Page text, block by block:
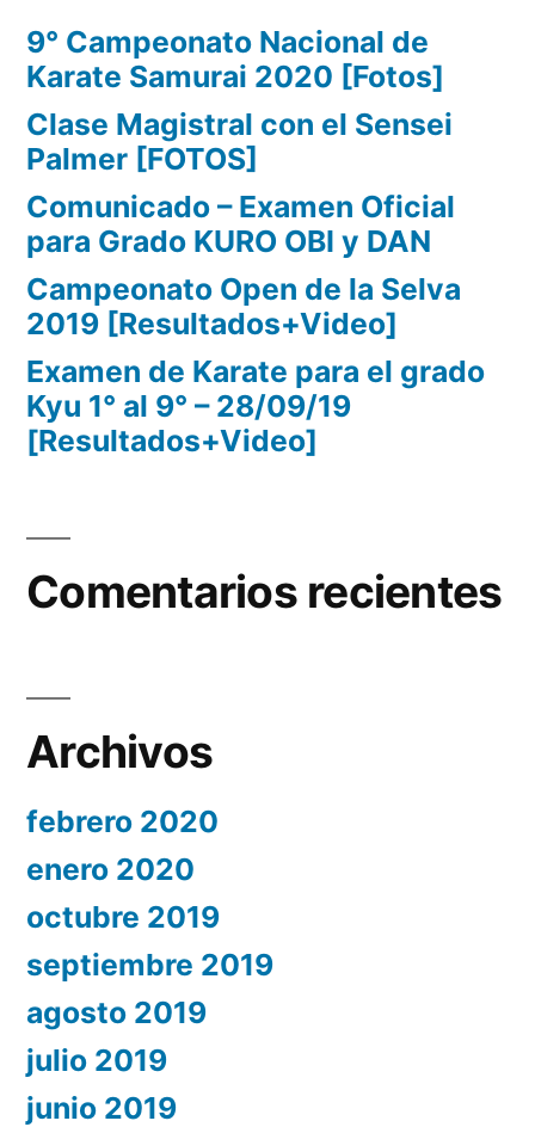
9° Campeonato Nacional de
Karate Samurai 2020 [Fotos]
Clase Magistral con el Sensei
Palmer [FOTOS]
Comunicado – Examen Oficial
para Grado KURO OBI y DAN
Campeonato Open de la Selva
2019 [Resultados+Video]
Examen de Karate para el grado
Kyu 1° al 9° – 28/09/19
[Resultados+Video]
Comentarios recientes
Archivos
febrero 2020
enero 2020
octubre 2019
septiembre 2019
agosto 2019
julio 2019
junio 2019